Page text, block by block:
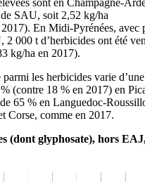
SAU, soit 2,52 kg/ha
En Midi-Pyrénées, avec
2 000 t d’herbicides ont été
kg/ha en 2017).
les herbicides varie
(contre 18 % en 2017) en
de 65 % en Languedoc-
Corse, comme en 2017.
(dont glyphosate), hors